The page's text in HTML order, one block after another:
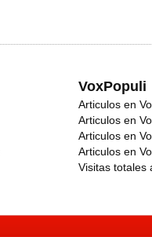
VoxPopuli
Articulos en
Articulos en
Articulos en
Articulos en
Visitas totales